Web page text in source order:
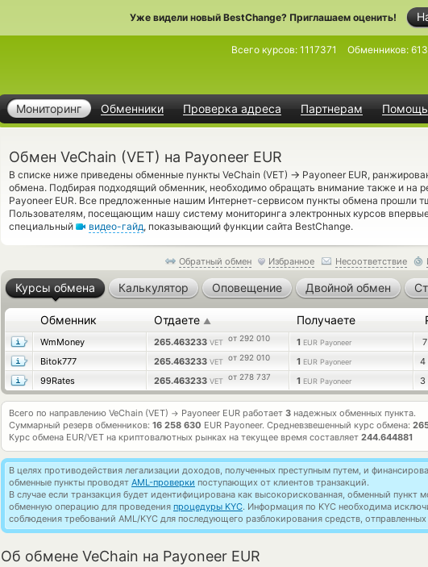
Уже видели новый BestChange? Приглашаем оценить!
Мониторинг Обменники Проверка адреса Партнерам Помощь
Всего курсов: 1117371 Обменников: 613
Обмен VeChain (VET) на Payoneer EUR
В списке ниже приведены обменные пункты VeChain (VET) → Payoneer EUR,
обмена. Подбирая подходящий обменник, необходимо обращать внимание также и на
Payoneer EUR. Все предложенные нашим Интернет-сервисом пункты обмена прошли
Пользователям, посещающим нашу систему мониторинга электронных курсов
специальный
видео-гайд, показывающий функции сайта BestChange.
Обратный обмен Избранное Несоответствие
Курсы обмена Калькулятор Оповещение Двойной обмен
Обменник Отдаете ▲ Получаете
WmMoney 265.463233 VET от 292 010 1 EUR Payoneer
Bitok777
265.463233 VET от 292 010 1 EUR Payoneer 4
99Rates
265.463233 VET от 278 737 1 EUR Payoneer 3
Всего по направлению VeChain (VET) → Payoneer EUR работает 3 надежных обменных пункта.
Суммарный резерв обменников: 16 258 630 EUR Payoneer. Средневзвешенный курс обмена:
Курс обмена EUR/VET на криптовалютных рынках на текущее время составляет 244.644881
В целях противодействия легализации доходов, полученных преступным путем, и
обменные пункты проводят AML-проверки поступающих от клиентов транзакций.
В случае если транзакция будет идентифицирована как высокорискованная, обменный пункт
обменную операцию для проведения процедуры KYC. Информация по KYC необходима
соблюдения требований AML/KYC для последующего разблокирования средств, отправленных
Об обмене VeChain на Payoneer EUR